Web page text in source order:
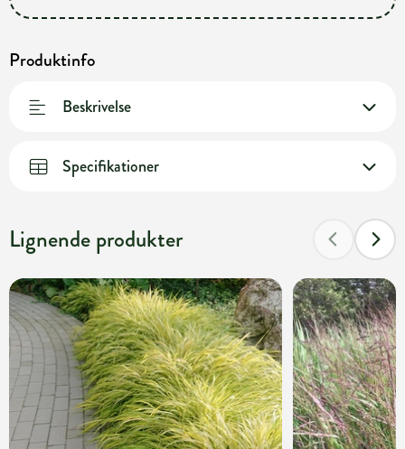
Produktinfo
Beskrivelse
Specifikationer
Lignende produkter